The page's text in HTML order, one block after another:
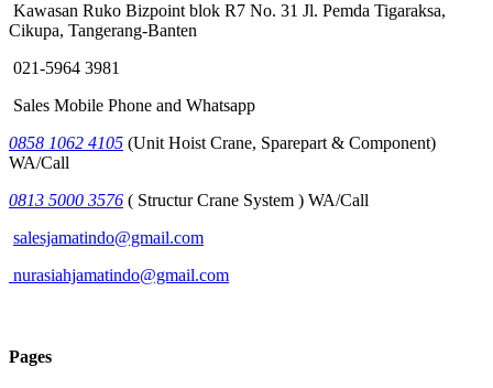
Kawasan Ruko Bizpoint blok R7 No. 31 Jl. Pemda Tigaraksa,
Cikupa, Tangerang-Banten
021-5964 3981
Sales Mobile Phone and Whatsapp
0858 1062 4105 (Unit Hoist Crane, Sparepart & Component)
WA/Call
0813 5000 3576 ( Structur Crane System ) WA/Call
salesjamatindo@gmail.com
nurasiahjamatindo@gmail.com
Pages